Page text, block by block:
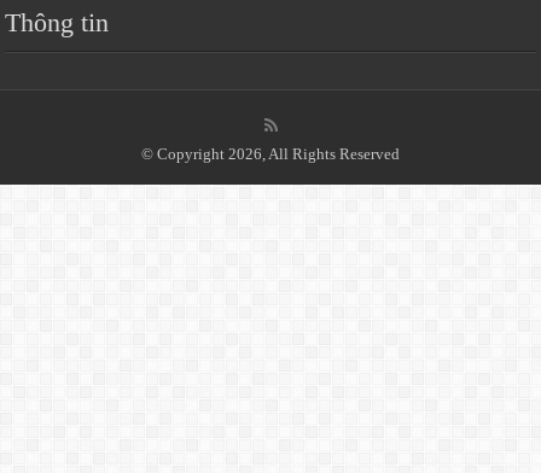
Thông tin
© Copyright 2026, All Rights Reserved